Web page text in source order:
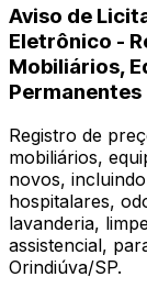
Aviso de
Eletrônico -
Mobiliários,
Permanentes
Registro de
mobiliários,
novos,
hospitalares,
lavanderia,
assistencial,
Orindiúva/SP.